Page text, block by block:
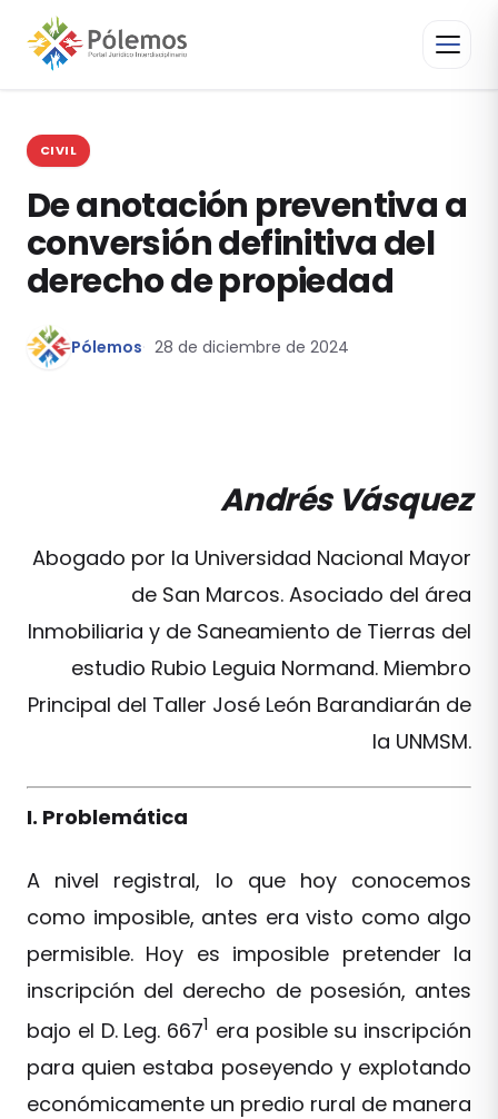
CIVIL
De anotación preventiva a
conversión definitiva del
derecho de propiedad
Pólemos 28 de diciembre de 2024
Andrés Vásquez
Abogado por la Universidad Nacional Mayor
de San Marcos. Asociado del área
Inmobiliaria y de Saneamiento de Tierras del
estudio Rubio Leguia Normand. Miembro
Principal del Taller José León Barandiarán de
la UNMSM.
I. Problemática
A nivel registral, lo que hoy conocemos
como imposible, antes era visto como algo
permisible. Hoy es imposible pretender la
inscripción del derecho de posesión, antes
bajo el D. Leg. 6671 era posible su inscripción
para quien estaba poseyendo y explotando
económicamente un predio rural de manera